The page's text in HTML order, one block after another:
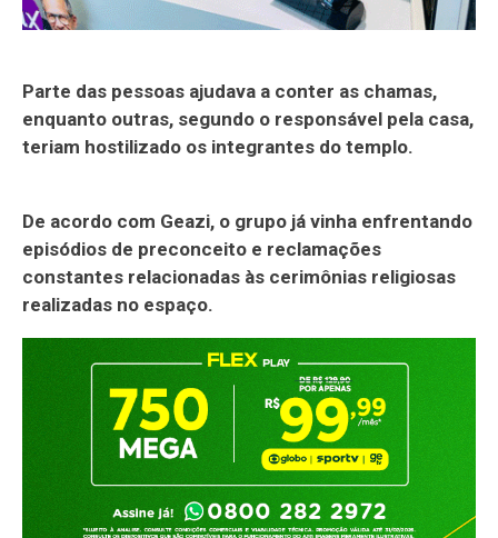
Parte das pessoas ajudava a conter as chamas,
enquanto outras, segundo o responsável pela casa,
teriam hostilizado os integrantes do templo.
De acordo com Geazi, o grupo já vinha enfrentando
episódios de preconceito e reclamações
constantes relacionadas às cerimônias religiosas
realizadas no espaço.